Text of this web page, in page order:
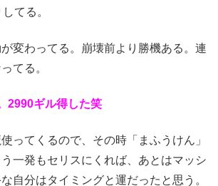
てる。
変わってる。崩壊前より勝機ある。連
てる。
2990ギル得した笑
ってくるので、その時「まふうけん」
一発もセリスにくれば、あとはマッシ
自分はタイミングと運だったと思う。